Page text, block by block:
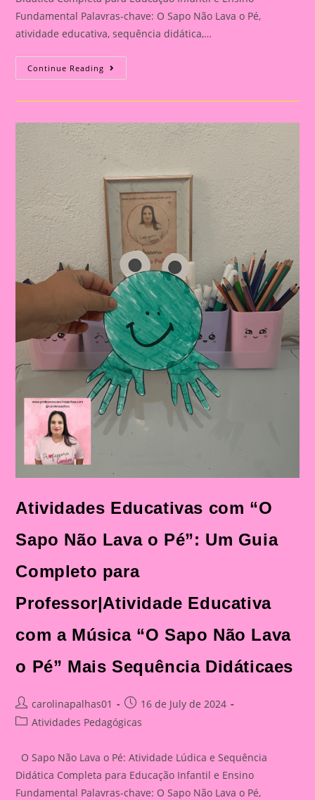
Fundamental Palavras-chave: O Sapo Não Lava o Pé,
atividade educativa, sequência didática,…
Continue Reading Explorando
O
Da
De
Aula
Com
“O
Sapo
Não
Lava
O
Pé”|Atividade
Educativa
Com
A
Música
“O
Sapo
Não
Lava
O
Pé”
Mais
Sequência
Didática
Atividades Educativas com “O
Sapo Não Lava o Pé”: Um Guia
Completo para
Professor|Atividade Educativa
com a Música “O Sapo Não Lava
o Pé” Mais Sequência Didáticaes
Post
author:
carolinapalhas01
Post
published:
16 de July de 2024
PostAtividades Pedagógicas
O Sapo Não Lava o Pé: Atividade Lúdica e Sequência
Didática Completa para Educação Infantil e Ensino
Fundamental Palavras-chave: O Sapo Não Lava o Pé,